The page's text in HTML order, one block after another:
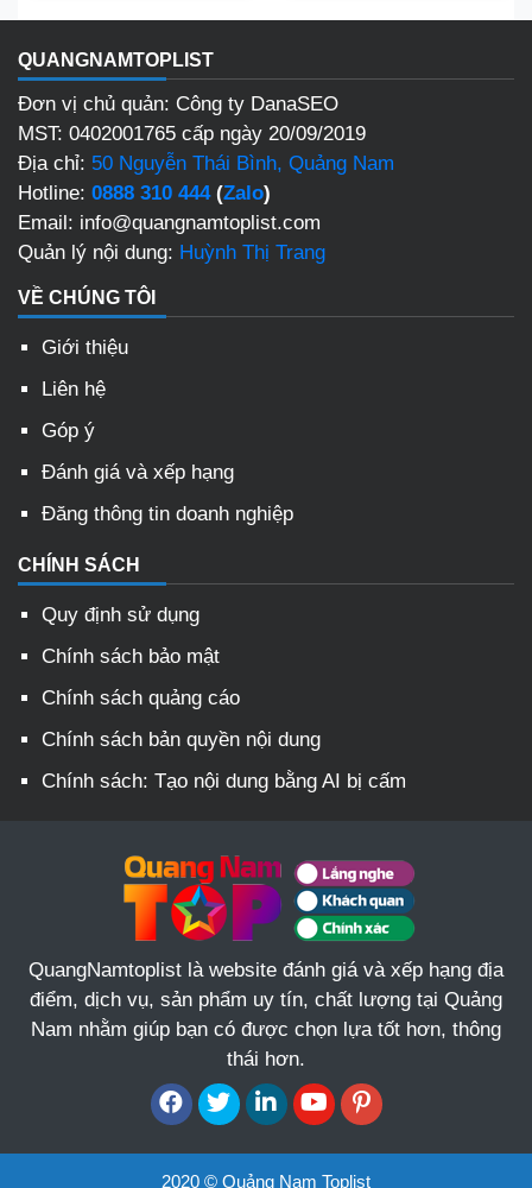
QUANGNAMTOPLIST
Đơn vị chủ quản: Công ty DanaSEO
MST: 0402001765 cấp ngày 20/09/2019
Địa chỉ: 50 Nguyễn Thái Bình, Quảng Nam
Hotline: 0888 310 444(Zalo)
Email: info@quangnamtoplist.com
Quản lý nội dung: Huỳnh Thị Trang
VỀ CHÚNG TÔI
Giới thiệu
Liên hệ
Góp ý
Đánh giá và xếp hạng
Đăng thông tin doanh nghiệp
CHÍNH SÁCH
Quy định sử dụng
Chính sách bảo mật
Chính sách quảng cáo
Chính sách bản quyền nội dung
Chính sách: Tạo nội dung bằng AI bị cấm
QuangNamtoplist là website đánh giá và xếp hạng địa
điểm, dịch vụ, sản phẩm uy tín, chất lượng tại Quảng
Nam nhằm giúp bạn có được chọn lựa tốt hơn, thông
thái hơn.
2020 © Quảng Nam Toplist